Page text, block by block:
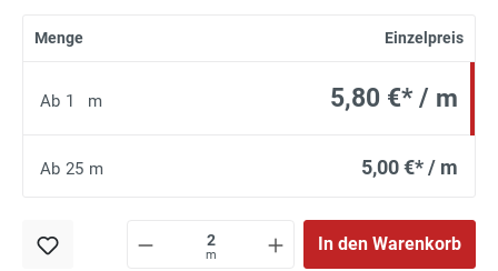
Menge Einzelpreis
Ab 1 m 5,80 €* / m
Ab 25 m 5,00 €* / m
m
In den Warenkorb